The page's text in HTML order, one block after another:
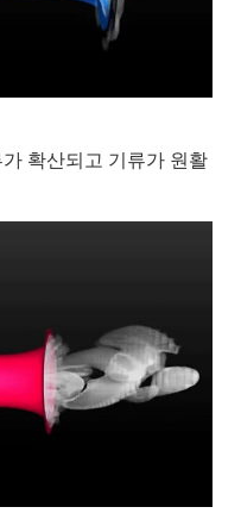
확산되고 기류가 원활